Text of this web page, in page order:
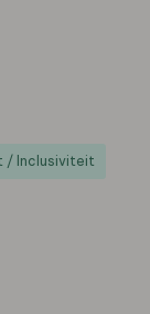
/ Inclusiviteit